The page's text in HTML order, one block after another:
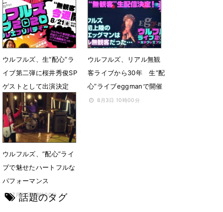
ション”ラインナップ公
開：「The Covers」
3月15日 18時00分
12月4日 16時37分
ウルフルズ、生“配心”ラ
イブ第二弾に桜井秀俊SP
ゲストとして出演決定
8月16日 12時00分
ウルフルズ、リアル無観
客ライブから30年 生“配
心”ライブeggmanで開催
8月3日 10時00分
ウルフルズ、”配心”ライ
ブで魅せたハートフルな
パフォーマンス
7月22日 18時00分
話題のタグ